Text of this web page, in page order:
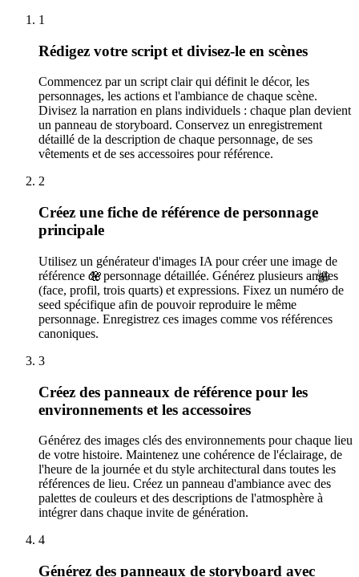
🌸 🌺
1
Rédigez votre script et divisez-le en scènes
Commencez par un script clair qui définit le décor, les
personnages, les actions et l'ambiance de chaque scène.
Divisez la narration en plans individuels : chaque plan devient
un panneau de storyboard. Conservez un enregistrement
détaillé de la description de chaque personnage, de ses
vêtements et de ses accessoires pour référence.
2
Créez une fiche de référence de personnage
principale
Utilisez un générateur d'images IA pour créer une image de
référence de personnage détaillée. Générez plusieurs angles
(face, profil, trois quarts) et expressions. Fixez un numéro de
seed spécifique afin de pouvoir reproduire le même
personnage. Enregistrez ces images comme vos références
canoniques.
3
Créez des panneaux de référence pour les
environnements et les accessoires
Générez des images clés des environnements pour chaque lieu
de votre histoire. Maintenez une cohérence de l'éclairage, de
l'heure de la journée et du style architectural dans toutes les
références de lieu. Créez un panneau d'ambiance avec des
palettes de couleurs et des descriptions de l'atmosphère à
intégrer dans chaque invite de génération.
4
Générez des panneaux de storyboard avec